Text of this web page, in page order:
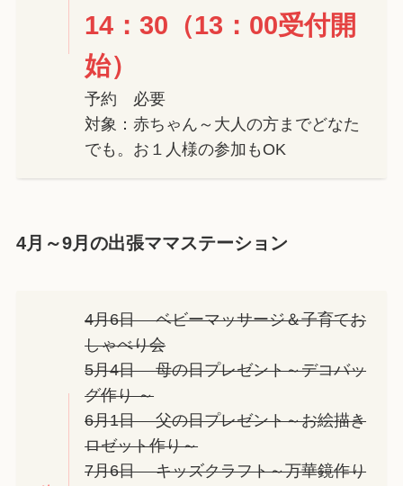
14：30（13：00受付開
始）
予約 必要
対象：赤ちゃん～大人の方までどなた
でも。お１人様の参加もOK
4月～9月の出張ママステーション
4月6日 ベビーマッサージ＆子育てお
しゃべり会
5月4日 母の日プレゼント～デコバッ
グ作り ～
6月1日 父の日プレゼント～お絵描き
ロゼット作り～
7月6日 キッズクラフト～万華鏡作り